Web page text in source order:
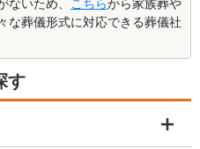
な葬儀形式に対応できる葬儀社
す